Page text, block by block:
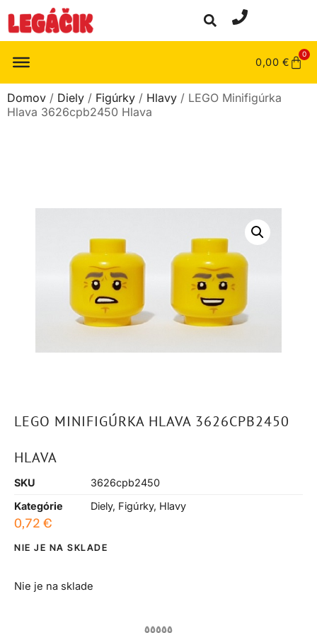
0,00 €
0
Domov / Diely / Figúrky / Hlavy / LEGO Minifigúrka
Hlava 3626cpb2450 Hlava
LEGO MINIFIGÚRKA HLAVA 3626CPB2450
HLAVA
SKU
3626cpb2450
Kategórie
Diely, Figúrky, Hlavy
0,72 €
NIE JE NA SKLADE
Nie je na sklade